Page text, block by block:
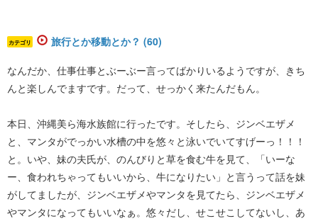
カテゴリ 旅行とか移動とか？ (60)
なんだか、仕事仕事とぶーぶー言ってばかりいるようですが、きち
んと楽しんでますです。だって、せっかく来たんだもん。
本日、沖縄美ら海水族館に行ったです。そしたら、ジンベエザメ
と、マンタがでっかい水槽の中を悠々と泳いでいてすげーっ！！！
と。いや、妹の夫氏が、のんびりと草を食む牛を見て、「いーな
ー、食われちゃってもいいから、牛になりたい」と言うって話を妹
がしてましたが、ジンベエザメやマンタを見てたら、ジンベエザメ
やマンタになってもいいなぁ。悠々だし、せこせこしてないし、あ